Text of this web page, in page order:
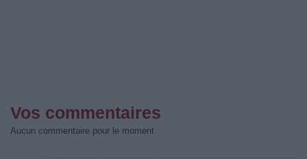
Vos commentaires
Aucun commentaire pour le moment